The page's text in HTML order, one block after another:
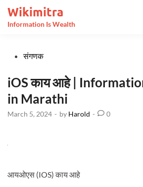
content
Wikimitra
Information Is Wealth
Postedसंगणक
iOS काय आहे |
in Marathi
March 5, 2024 - by Harold - 0
आयओएस (IOS) काय आहे